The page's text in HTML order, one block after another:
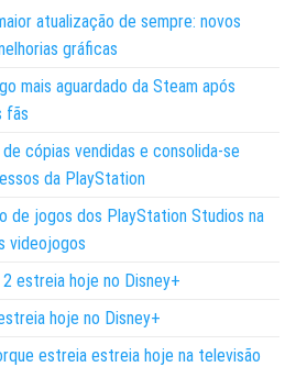
atualização de sempre: novos
gráficas
mais aguardado da Steam após
fãs
cópias vendidas e consolida-se
da PlayStation
de jogos dos PlayStation Studios na
videojogos
estreia hoje no Disney+
hoje no Disney+
estreia estreia hoje na televisão